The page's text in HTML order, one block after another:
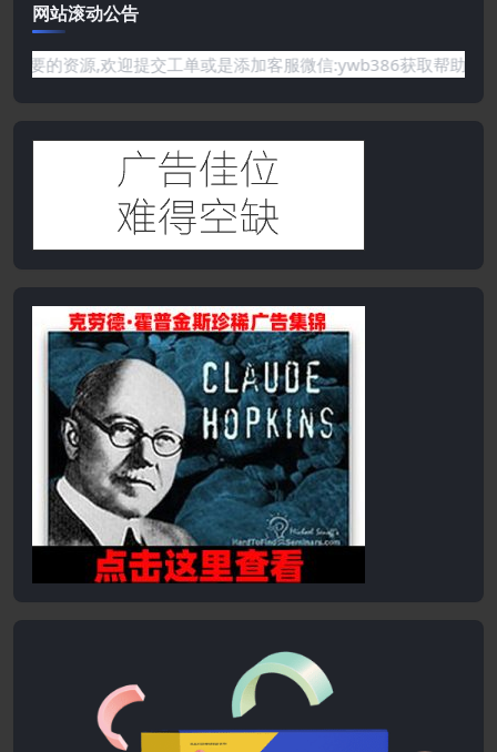
网站滚动公告
你需要的资源,欢迎提交工单或是添加客服微信:ywb386获取帮